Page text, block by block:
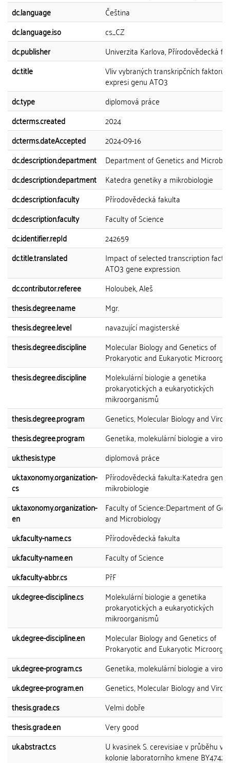
dc.language
Čeština
dc.language.iso
cs_CZ
dc.publisher
Univerzita Karlova, Přírodovědecká
dc.title
Vliv vybraných transkripčních faktorů
expresi genu ATO3
dc.type
diplomová práce
dcterms.created
2024
dcterms.dateAccepted
2024-09-16
dc.description.department
Department of Genetics and
dc.description.department
Katedra genetiky a mikrobiologie
dc.description.faculty
Přírodovědecká fakulta
dc.description.faculty
Faculty of Science
dc.identifier.repId
242659
dc.title.translated
Impact of selected transcription
ATO3 gene expression.
dc.contributor.referee
Holoubek, Aleš
thesis.degree.name
Mgr.
thesis.degree.level
navazující magisterské
thesis.degree.discipline
Molecular Biology and Genetics of
Prokaryotic and Eukaryotic
thesis.degree.discipline
Molekulární biologie a genetika
prokaryotických a eukaryotických
mikroorganismů
thesis.degree.program
Genetics, Molecular Biology and
thesis.degree.program
Genetika, molekulární biologie a
uk.thesis.type
diplomová práce
uk.taxonomy.organization-
cs
Přírodovědecká fakulta::Katedra
mikrobiologie
uk.taxonomy.organization-
en
Faculty of Science::Department of
and Microbiology
uk.faculty-name.cs
Přírodovědecká fakulta
uk.faculty-name.en
Faculty of Science
uk.faculty-abbr.cs
PřF
uk.degree-discipline.cs
Molekulární biologie a genetika
prokaryotických a eukaryotických
mikroorganismů
uk.degree-discipline.en
Molecular Biology and Genetics of
Prokaryotic and Eukaryotic
uk.degree-program.cs
Genetika, molekulární biologie a
uk.degree-program.en
Genetics, Molecular Biology and
thesis.grade.cs
Velmi dobře
thesis.grade.en
Very good
uk.abstract.cs
U kvasinek S. cerevisiae v průběhu
kolonie laboratorního kmene BY4742